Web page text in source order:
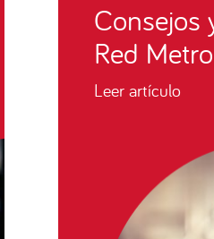
Consejos
Red
Leer artículo